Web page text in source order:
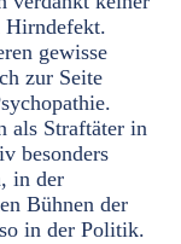
Hirndefekt.
gewisse
zur Seite
als Straftäter in
besonders
in der
Bühnen der
in der Politik.